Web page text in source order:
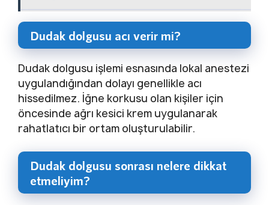
Dudak dolgusu acı verir mi?
Dudak dolgusu işlemi esnasında lokal anestezi
uygulandığından dolayı genellikle acı
hissedilmez. İğne korkusu olan kişiler için
öncesinde ağrı kesici krem uygulanarak
rahatlatıcı bir ortam oluşturulabilir.
Dudak dolgusu sonrası nelere dikkat
etmeliyim?